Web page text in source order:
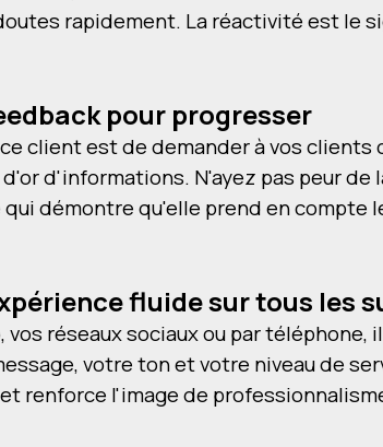
rapidement. La réactivité est le
pour progresser
client est de demander à vos clients
d'informations. N'ayez pas peur
démontre qu'elle prend en compte
fluide sur tous les
réseaux sociaux ou par téléphone,
votre ton et votre niveau de
renforce l'image de